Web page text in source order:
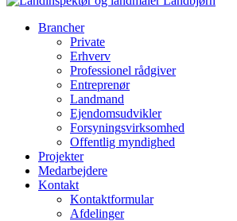
Brancher
Private
Erhverv
Professionel rådgiver
Entreprenør
Landmand
Ejendomsudvikler
Forsyningsvirksomhed
Offentlig myndighed
Projekter
Medarbejdere
Kontakt
Kontaktformular
Afdelinger